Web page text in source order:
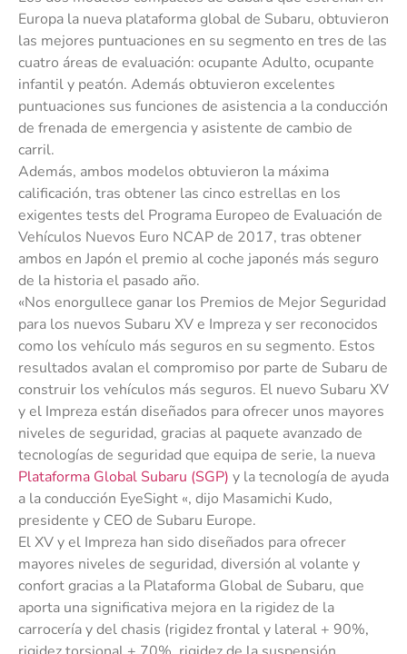
Europa la nueva plataforma global de Subaru, obtuvieron
las mejores puntuaciones en su segmento en tres de las
cuatro áreas de evaluación: ocupante Adulto, ocupante
infantil y peatón. Además obtuvieron excelentes
puntuaciones sus funciones de asistencia a la conducción
de frenada de emergencia y asistente de cambio de
carril.
Además, ambos modelos obtuvieron la máxima
calificación, tras obtener las cinco estrellas en los
exigentes tests del Programa Europeo de Evaluación de
Vehículos Nuevos Euro NCAP de 2017, tras obtener
ambos en Japón el premio al coche japonés más seguro
de la historia el pasado año.
«Nos enorgullece ganar los Premios de Mejor Seguridad
para los nuevos Subaru XV e Impreza y ser reconocidos
como los vehículo más seguros en su segmento. Estos
resultados avalan el compromiso por parte de Subaru de
construir los vehículos más seguros. El nuevo Subaru XV
y el Impreza están diseñados para ofrecer unos mayores
niveles de seguridad, gracias al paquete avanzado de
tecnologías de seguridad que equipa de serie, la nueva
Plataforma Global Subaru (SGP) y la tecnología de ayuda
a la conducción EyeSight «, dijo Masamichi Kudo,
presidente y CEO de Subaru Europe.
El XV y el Impreza han sido diseñados para ofrecer
mayores niveles de seguridad, diversión al volante y
confort gracias a la Plataforma Global de Subaru, que
aporta una significativa mejora en la rigidez de la
carrocería y del chasis (rigidez frontal y lateral + 90%,